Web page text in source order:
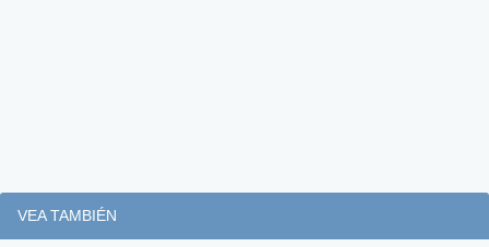
VEA TAMBIÉN